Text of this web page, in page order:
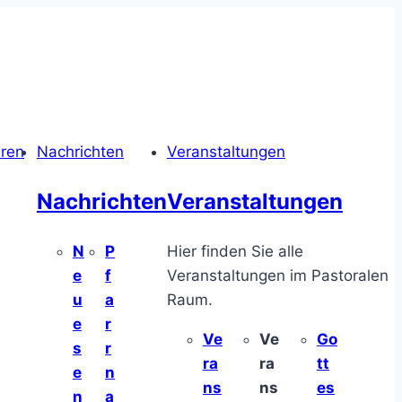
Nachrichten
Nachrichten
N
e
u
e
s
e
n
P
f
a
r
r
n
a
Veranstaltungen
Veranstaltungen
Hier finden Sie alle
Veranstaltungen im Pastoralen
Raum.
Ve
ra
ns
Ve
ra
ns
Go
tt
es